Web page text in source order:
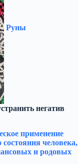
Руны
негатив
применение
человека,
и родовых